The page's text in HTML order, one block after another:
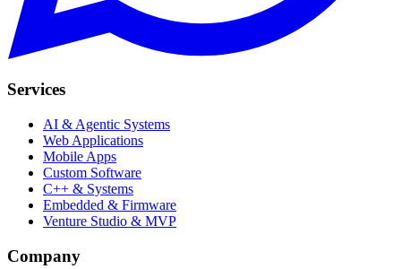
Services
AI & Agentic Systems
Web Applications
Mobile Apps
Custom Software
C++ & Systems
Embedded & Firmware
Venture Studio & MVP
Company